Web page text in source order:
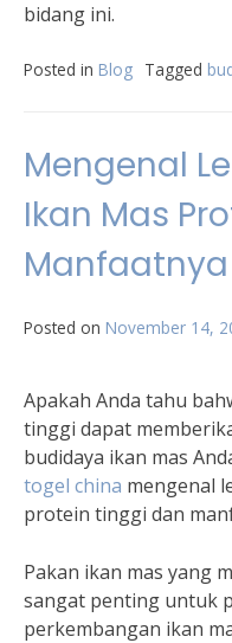
bidang ini.
Posted in Blog Tagged
Mengenal
Ikan Mas
Posted on November 14,
Apakah Anda tahu
tinggi dapat
budidaya ikan mas
togel china mengenal
protein tinggi dan
Pakan ikan mas yang
sangat penting untuk
perkembangan ikan